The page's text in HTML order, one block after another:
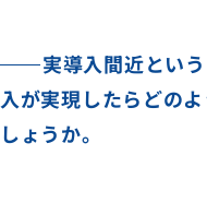
実導入間近とい
入が実現したらどの
しょうか。